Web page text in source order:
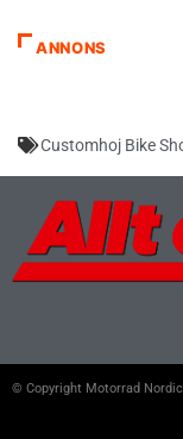
ANNONS
Customhoj Bike
© Copyright Motorrad Nordic